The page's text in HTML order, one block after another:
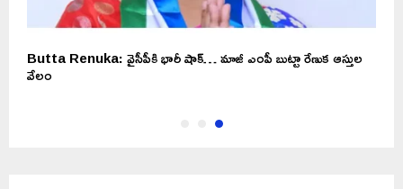
Butta Renuka: వైసీపీకి భారీ షాక్… మాజీ ఎంపీ బుట్టా రేణుక ఆస్తుల
వేలం